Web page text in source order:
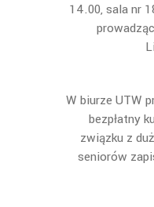
14.00, sala nr
W biurze UTW
bezpłatny
związku z
seniorów